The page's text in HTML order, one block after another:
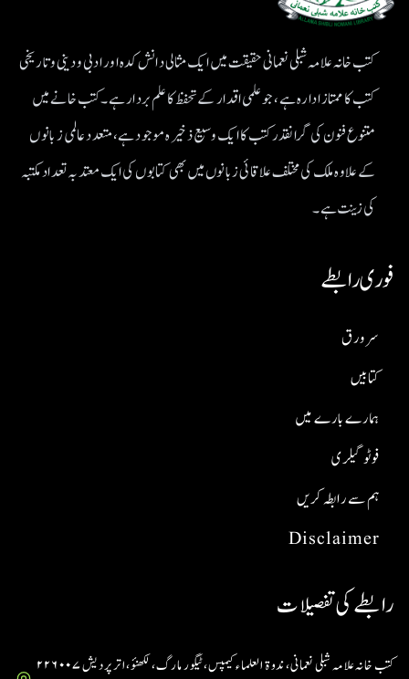
کتب خانہ علامہ شبلی نعمانی حقیقت میں ایک مثالی دانش کدہ اور ادبی ودینی و تاریخی
کتب کا ممتاز ادارہ ہے، جو علمی اقدار کے تحفظ کا علم بردار ہے۔کتب خانے میں
متنوع فنون کی گرانقدر کتب کا ایک وسیع ذخیرہ موجود ہے، متعدد عالمی زبانوں
کے علاوہ ملک کی مختلف علاقائی زبانوں میں بھی کتابوں کی ایک معتد بہ تعداد مکتبہ
کی زینت ہے۔
فوری رابطے
Disclaimer
ہم سے رابطہ کریں
فوٹو گیلری
ہمارے بارے میں
کتابیں
سر ورق
رابطے کی تفصیلات
کتب خانہ علامہ شبلی نعمانی، ندوۃ العلماء کیمپس، ٹیگور مارگ، لکھنؤ، اتر پردیش ۲۲۶۰۰۷